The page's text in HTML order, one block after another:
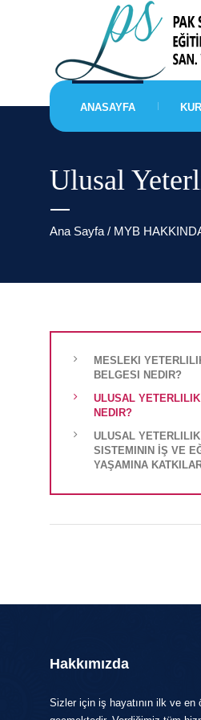
ANASAYFA
Ulusal
Ana Sayfa / MYB
MESLEKI
BELGESI NEDIR?
ULUSAL YETERLILIK
NEDIR?
ULUSAL YETERLILIK
SISTEMININ İŞ VE
YAŞAMINA
Hakkımızda
Sizler için iş hayatının ilk ve en